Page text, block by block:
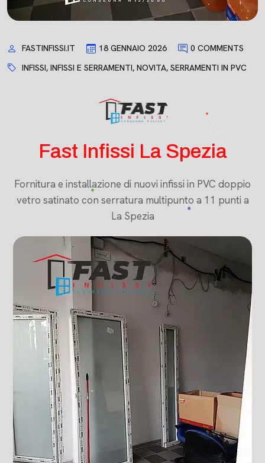
FASTINFISSI.IT 18 GENNAIO 2026
0 COMMENTS
INFISSI, INFISSI E SERRAMENTI, NOVITA, SERRAMENTI IN PVC
Fast Infissi La Spezia
Fornitura e installazione di nuovi infissi in PVC doppio
vetro satinato con serratura multipunto a 11 punti a
La Spezia